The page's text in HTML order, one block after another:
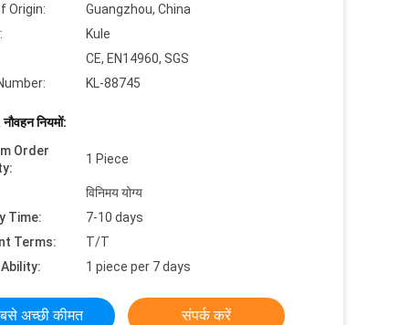
Origin:
Guangzhou, China
Kule
CE, EN14960, SGS
KL-88745
नियमों:
Order
1 Piece
विनिमय योग्य
Time:
7-10 days
Terms:
T/T
1 piece per 7 days
अच्छी कीमत संपर्क करें